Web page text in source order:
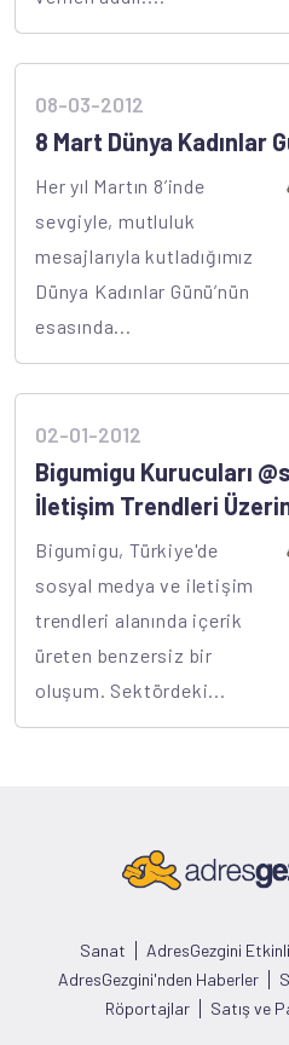
08-03-2012
8 Mart Dünya Kadınlar
Her yıl Martın 8’inde
sevgiyle, mutluluk
mesajlarıyla kutladığımız
Dünya Kadınlar Günü’nün
esasında...
02-01-2012
Bigumigu Kurucuları
İletişim Trendleri
Bigumigu, Türkiye'de
sosyal medya ve iletişim
trendleri alanında içerik
üreten benzersiz bir
oluşum. Sektördeki...
Sanat AdresGezgini
AdresGezgini'nden Haberler
Röportajlar
Satış ve